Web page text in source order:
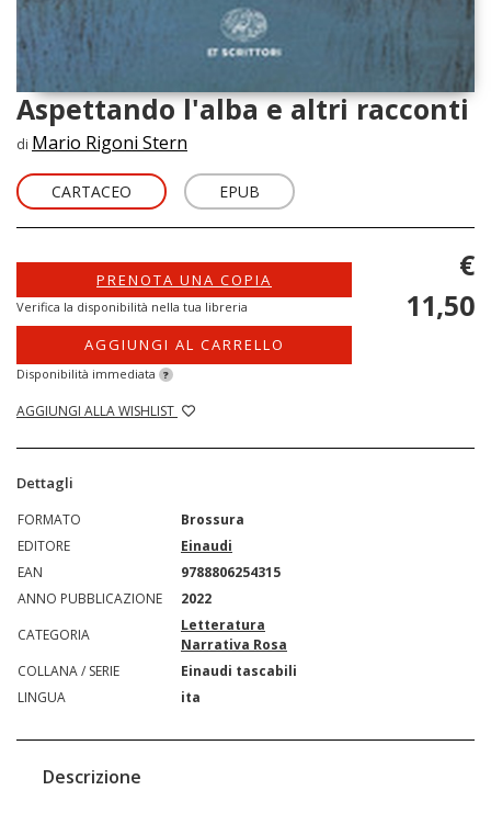
Aspettando l'alba e altri racconti
di Mario Rigoni Stern
CARTACEO EPUB
PRENOTA UNA COPIA
Verifica la disponibilità nella tua libreria
AGGIUNGI AL CARRELLO
Disponibilità immediata ?
AGGIUNGI ALLA WISHLIST
€
11,50
Dettagli
FORMATO
Brossura
EDITORE
Einaudi
EAN
9788806254315
ANNO PUBBLICAZIONE
2022
CATEGORIA
Letteratura
Narrativa Rosa
COLLANA / SERIE
Einaudi tascabili
LINGUA
ita
Descrizione